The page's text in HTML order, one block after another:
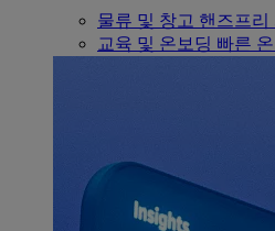
물류 및 창고 핸즈프리
교육 및 온보딩 빠른